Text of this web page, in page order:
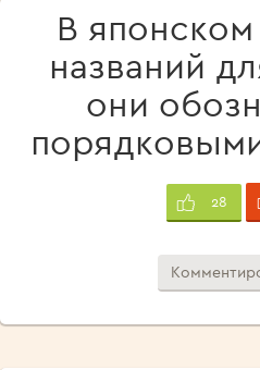
В
названий
они
28